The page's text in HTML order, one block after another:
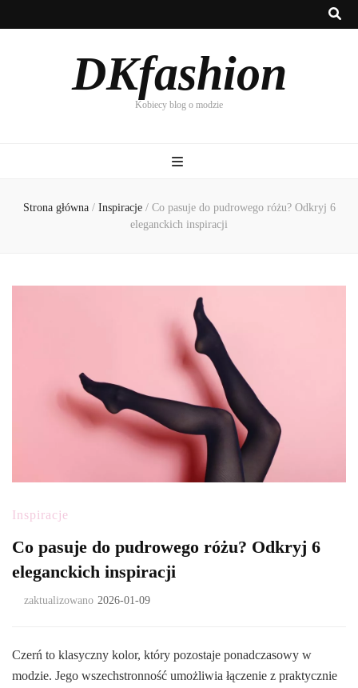
DKfashion
Kobiecy blog o modzie
Strona główna / Inspiracje / Co pasuje do pudrowego różu? Odkryj 6
eleganckich inspiracji
Inspiracje
Co pasuje do pudrowego różu? Odkryj 6
eleganckich inspiracji
zaktualizowano 2026-01-09
Czerń to klasyczny kolor, który pozostaje ponadczasowy w
modzie. Jego wszechstronność umożliwia łączenie z praktycznie